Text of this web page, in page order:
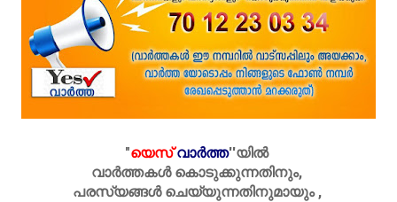
"യെസ് വാർത്ത''യിൽ
വാർത്തകൾ കൊടുക്കുന്നതിനും,
പരസ്യങ്ങൾ ചെയ്യുന്നതിനുമായും ,